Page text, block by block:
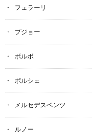
フェラーリ
プジョー
ボルボ
ポルシェ
メルセデスベンツ
ルノー